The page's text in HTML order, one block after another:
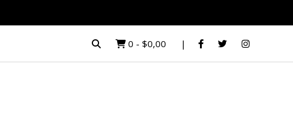
0 - $0,00